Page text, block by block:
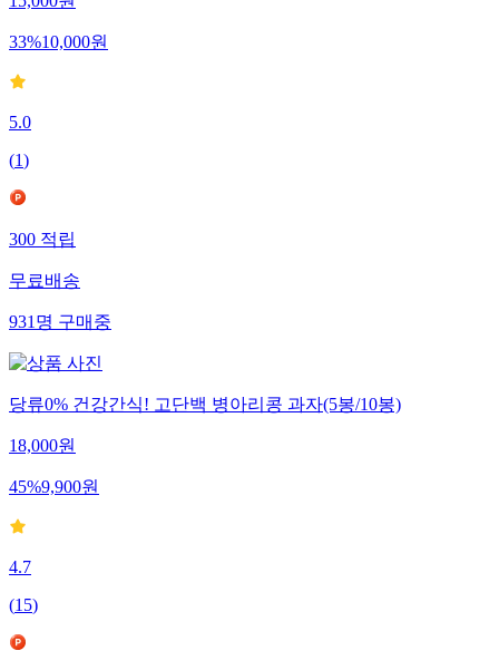
15,000원
33%10,000원
5.0
(1)
300적립
무료배송
931명구매중
당류0% 건강간식! 고단백 병아리콩 과자(5봉/10봉)
18,000원
45%9,900원
4.7
(15)